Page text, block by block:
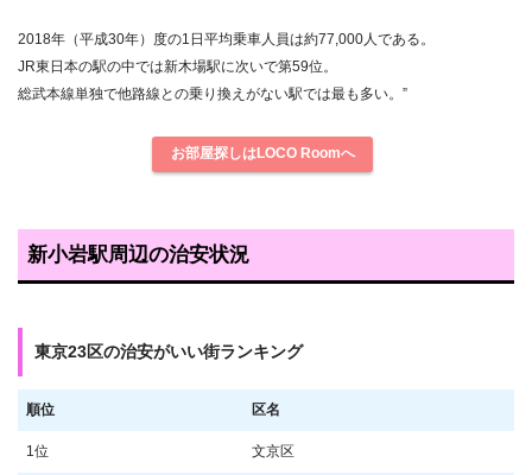
2018年（平成30年）度の1日平均乗車人員は約77,000人である。
JR東日本の駅の中では新木場駅に次いで第59位。
総武本線単独で他路線との乗り換えがない駅では最も多い。”
お部屋探しはLOCO Roomへ
新小岩駅周辺の治安状況
東京23区の治安がいい街ランキング
順位 区名
1位 文京区